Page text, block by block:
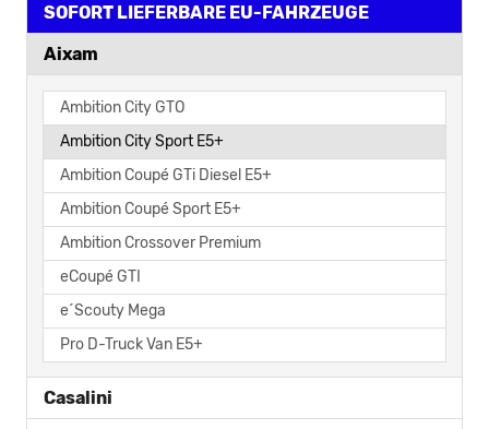
SOFORT LIEFERBARE EU-FAHRZEUGE
Aixam
Ambition City GTO
Ambition City Sport E5+
Ambition Coupé GTi Diesel E5+
Ambition Coupé Sport E5+
Ambition Crossover Premium
eCoupé GTI
e´Scouty Mega
Pro D-Truck Van E5+
Casalini